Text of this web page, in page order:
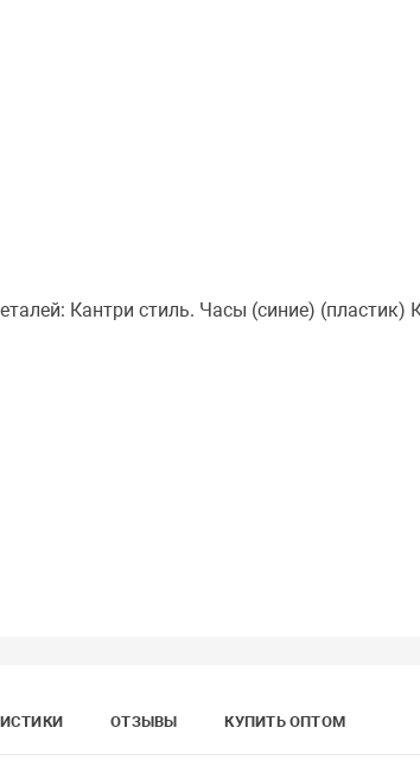
ОТЗЫВЫ КУПИТЬ ОПТОМ